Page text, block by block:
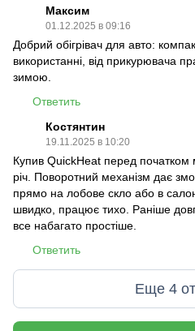
Максим
01.12.2025 в 09:16
Добрий обігрівач для авто:
використанні, від прикурювача
зимою.
Ответить
Костянтин
19.11.2025 в 10:20
Купив QuickHeat перед
річ. Поворотний механізм дає
прямо на лобове скло або в
швидко, працює тихо. Раніше
все набагато простіше.
Ответить
Еще 4